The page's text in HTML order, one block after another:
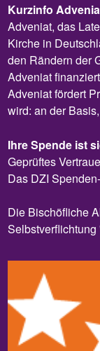
Kurzinfo
Adveniat, das
Kirche in
den Rändern der
Adveniat
Adveniat fördert
wird: an der
Ihre Spende ist
Geprüftes
Das DZI
Die Bischöfliche